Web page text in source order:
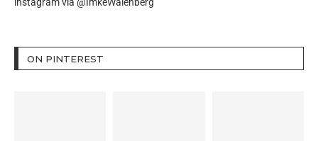
ON PINTEREST